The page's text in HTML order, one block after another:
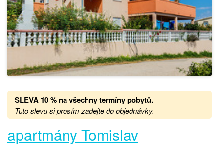
SLEVA 10 % na všechny termíny pobytů.
Tuto slevu si prosím zadejte do objednávky.
apartmány Tomislav